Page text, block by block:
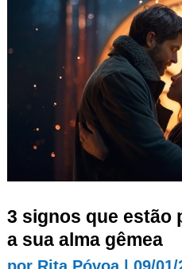
3 signos que estão
a sua alma gêmea